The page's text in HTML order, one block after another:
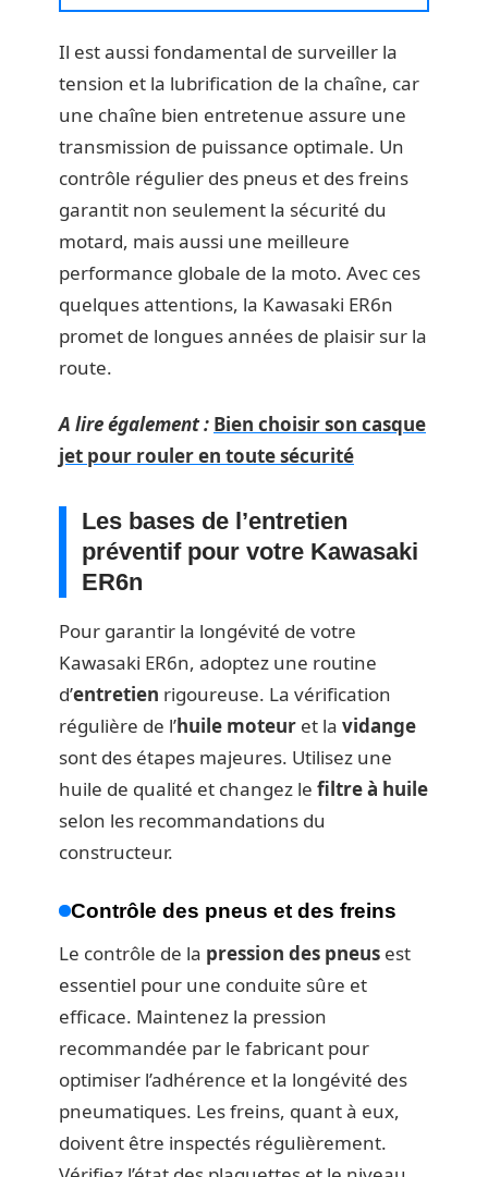
Il est aussi fondamental de surveiller la
tension et la lubrification de la chaîne, car
une chaîne bien entretenue assure une
transmission de puissance optimale. Un
contrôle régulier des pneus et des freins
garantit non seulement la sécurité du
motard, mais aussi une meilleure
performance globale de la moto. Avec ces
quelques attentions, la Kawasaki ER6n
promet de longues années de plaisir sur la
route.
A lire également : Bien choisir son casque
jet pour rouler en toute sécurité
Les bases de l’entretien
préventif pour votre Kawasaki
ER6n
Pour garantir la longévité de votre
Kawasaki ER6n, adoptez une routine
d’entretien rigoureuse. La vérification
régulière de l’huile moteur et la vidange
sont des étapes majeures. Utilisez une
huile de qualité et changez le filtre à huile
selon les recommandations du
constructeur.
Contrôle des pneus et des freins
Le contrôle de la pression des pneus est
essentiel pour une conduite sûre et
efficace. Maintenez la pression
recommandée par le fabricant pour
optimiser l’adhérence et la longévité des
pneumatiques. Les freins, quant à eux,
doivent être inspectés régulièrement.